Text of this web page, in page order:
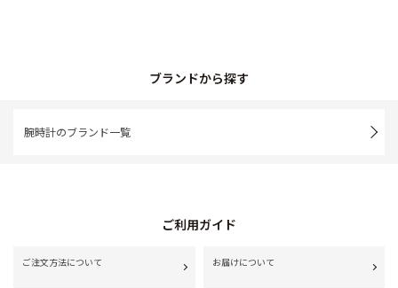
ブランドから探す
腕時計のブランド一覧
ご利用ガイド
ご注文方法について お届けについて